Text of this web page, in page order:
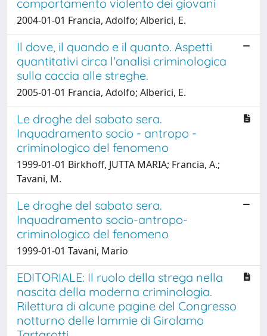
comportamento violento dei giovani
2004-01-01 Francia, Adolfo; Alberici, E.
Il dove, il quando e il quanto. Aspetti
quantitativi circa l'analisi criminologica
sulla caccia alle streghe.
2005-01-01 Francia, Adolfo; Alberici, E.
Le droghe del sabato sera.
Inquadramento socio - antropo -
criminologico del fenomeno
1999-01-01 Birkhoff, JUTTA MARIA; Francia, A.;
Tavani, M.
Le droghe del sabato sera.
Inquadramento socio-antropo-
criminologico del fenomeno
1999-01-01 Tavani, Mario
EDITORIALE: Il ruolo della strega nella
nascita della moderna criminologia.
Rilettura di alcune pagine del Congresso
notturno delle lammie di Girolamo